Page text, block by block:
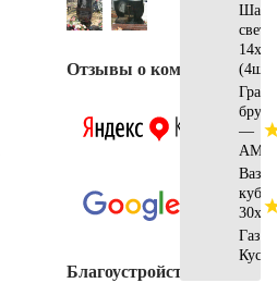
Отзывы о компании
Благоустройство
Шары
(4шт)
—
Ваза-
Кусты